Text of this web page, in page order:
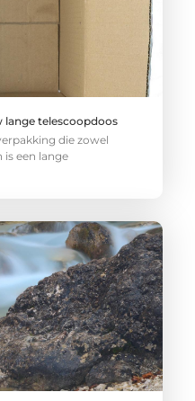
lange telescoopdoos
die zowel
is een lange